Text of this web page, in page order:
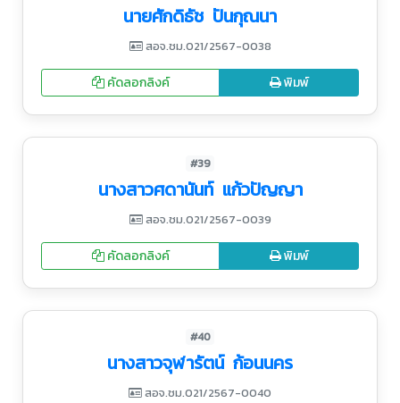
นายศักดิธัช ปันกุณนา
สอจ.ชม.021/2567-0038
คัดลอกลิงค์ พิมพ์
#39
นางสาวศดานันท์​ แก้วปัญญา
สอจ.ชม.021/2567-0039
คัดลอกลิงค์ พิมพ์
#40
นางสาวจุฬารัตน์ ก้อนนคร
สอจ.ชม.021/2567-0040